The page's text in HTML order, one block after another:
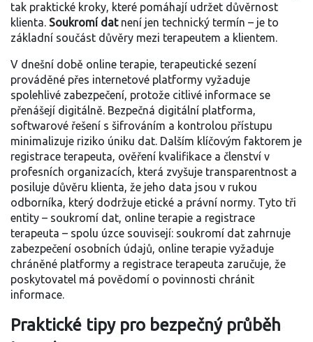
tak praktické kroky, které pomáhají udržet důvěrnost
klienta. Soukromí datnení jen technický termín – je to
základní součást důvěry mezi terapeutem a klientem.
V dnešní době online terapie, terapeutické sezení
prováděné přes internetové platformy vyžaduje
spolehlivé zabezpečení, protože citlivé informace se
přenášejí digitálně. Bezpečná digitální platforma,
softwarové řešení s šifrováním a kontrolou přístupu
minimalizuje riziko úniku dat. Dalším klíčovým faktorem je
registrace terapeuta, ověření kvalifikace a členství v
profesních organizacích, která zvyšuje transparentnost a
posiluje důvěru klienta, že jeho data jsou v rukou
odborníka, který dodržuje etické a právní normy. Tyto tři
entity – soukromí dat, online terapie a registrace
terapeuta – spolu úzce souvisejí: soukromí dat zahrnuje
zabezpečení osobních údajů, online terapie vyžaduje
chráněné platformy a registrace terapeuta zaručuje, že
poskytovatel má povědomí o povinnosti chránit
informace.
Praktické tipy pro bezpečný průběh